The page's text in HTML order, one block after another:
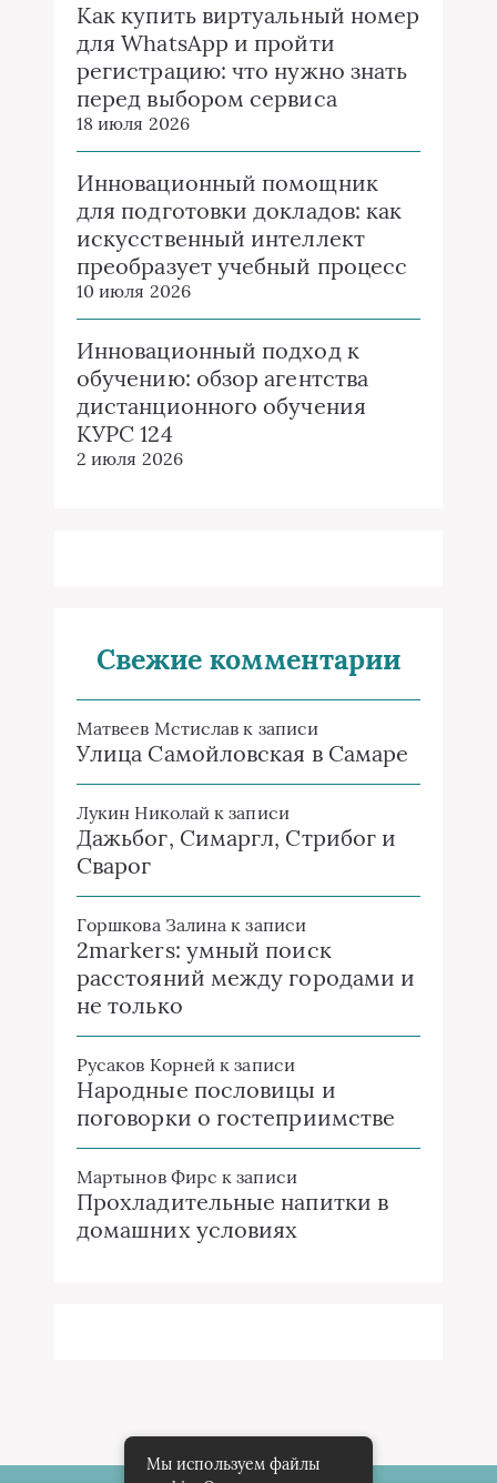
Как купить виртуальный номер
для WhatsApp и пройти
регистрацию: что нужно знать
перед выбором сервиса
18 июля 2026
Инновационный помощник
для подготовки докладов: как
искусственный интеллект
преобразует учебный процесс
10 июля 2026
Инновационный подход к
обучению: обзор агентства
дистанционного обучения
КУРС 124
2 июля 2026
Свежие комментарии
Матвеев Мстислав к записи
Улица Самойловская в Самаре
Лукин Николай к записи
Дажьбог, Симаргл, Стрибог и
Сварог
Горшкова Залина к записи
2markers: умный поиск
расстояний между городами и
не только
Русаков Корней к записи
Народные пословицы и
поговорки о гостеприимстве
Мартынов Фирс к записи
Прохладительные напитки в
домашних условиях
Мы используем файлы